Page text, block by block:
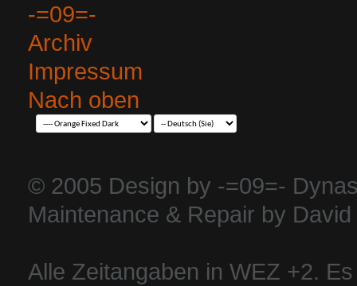
-=09=-
Archiv
Impressum
Nach oben
© 2005 Design by -=09=-
Maintenance & Repair by
Alle Zeitangaben in WEZ +2.